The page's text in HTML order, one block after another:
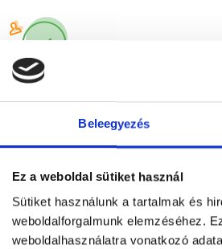
Beleegyezés
Ez a weboldal sütiket használ
Sütiket használunk a tartalmak és
weboldalforgalmunk elemzéséhez.
weboldalhasználatra vonatkozó